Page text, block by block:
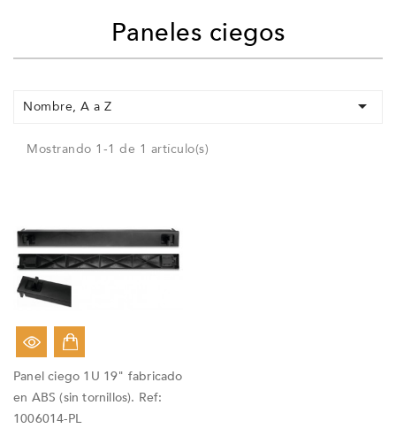
Paneles ciegos
Nombre, A a Z 
Mostrando 1-1 de 1 artículo(s)
Panel ciego 1U 19" fabricado
en ABS (sin tornillos). Ref:
1006014-PL